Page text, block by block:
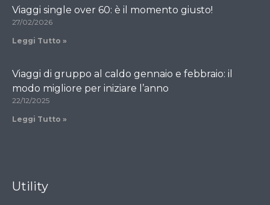
Viaggi single over 60: è il momento giusto!
27/02/2026
Leggi Tutto »
Viaggi di gruppo al caldo gennaio e febbraio: il
modo migliore per iniziare l’anno
22/12/2025
Leggi Tutto »
Utility